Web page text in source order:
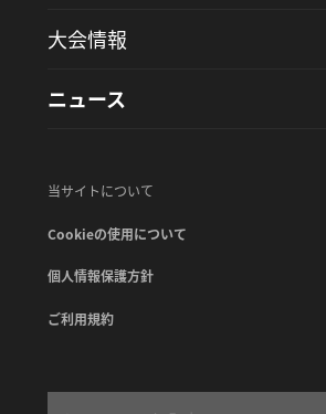
大会情報
ニュース
当サイトについて
Cookieの使用について
個人情報保護方針
ご利用規約